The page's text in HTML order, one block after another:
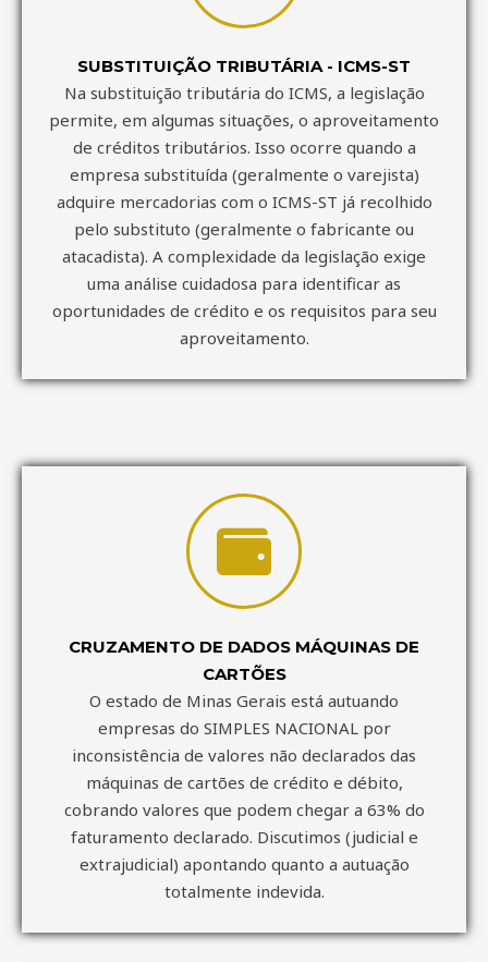
SUBSTITUIÇÃO TRIBUTÁRIA - ICMS-ST
Na substituição tributária do ICMS, a legislação
permite, em algumas situações, o aproveitamento
de créditos tributários. Isso ocorre quando a
empresa substituída (geralmente o varejista)
adquire mercadorias com o ICMS-ST já recolhido
pelo substituto (geralmente o fabricante ou
atacadista). A complexidade da legislação exige
uma análise cuidadosa para identificar as
oportunidades de crédito e os requisitos para seu
aproveitamento.
CRUZAMENTO DE DADOS MÁQUINAS DE
CARTÕES
O estado de Minas Gerais está autuando
empresas do SIMPLES NACIONAL por
inconsistência de valores não declarados das
máquinas de cartões de crédito e débito,
cobrando valores que podem chegar a 63% do
faturamento declarado. Discutimos (judicial e
extrajudicial) apontando quanto a autuação
totalmente indevida.